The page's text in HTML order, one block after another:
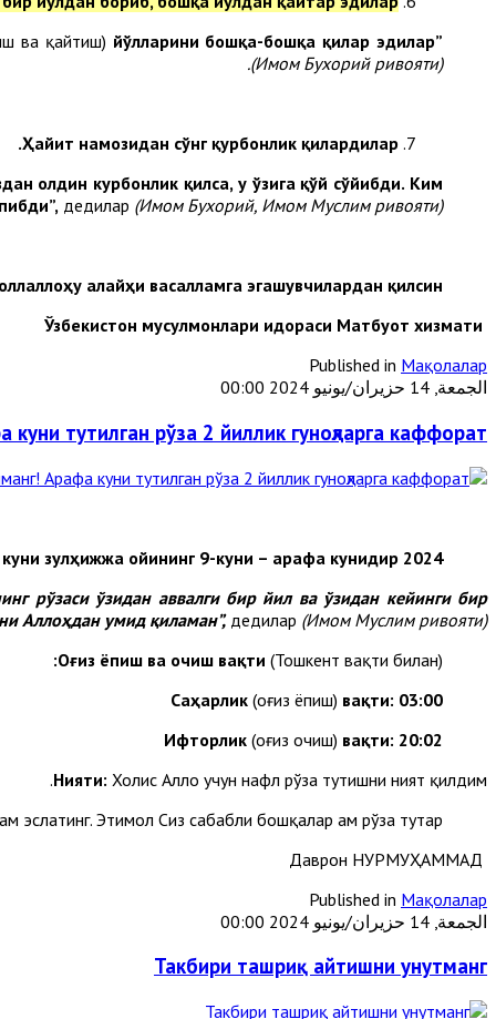
ва қайтиш) йўлларини бошқа-бошқа қилар эдилар”
(Имом Бухорий ривояти).
Ҳайит намозидан сўнг қурбонлик қилардилар.
олдин курбонлик қилса, у ўзига қўй сўйибди. Ким
дедилар (Имом Бухорий, Имом Муслим ривояти).
алайҳи васалламга эгашувчилардан қилсин!
Ўзбекистон мусулмонлари идораси Матбуот хизмати
Published in Мақолалар
الجمعة, 14 حزيران/يونيو 2024 00:00
тутилган рўза 2 йиллик гуноҳларга каффорат
2024 йил 15 июнь шанба куни зулҳижжа ойининг 9-куни – арафа кунидир.
рўзаси ўзидан аввалги бир йил ва ўзидан кейинги бир
Аллоҳдан умид қиламан”,дедилар (Имом Муслим ривояти).
Оғиз ёпиш ва очиш вақти (Тошкент вақти билан)
:
Саҳарлик (оғиз ёпиш) вақти: 03:00
Ифторлик (оғиз очиш) вақти: 20:02
Нияти: Холис Аллоҳ учун нафл рўза тутишни ният қилдим.
Эҳтимол Сиз сабабли бошқалар ҳам рўза тутар.
Published in Мақолалар
الجمعة, 14 حزيران/يونيو 2024 00:00
Такбири ташриқ айтишни унутманг